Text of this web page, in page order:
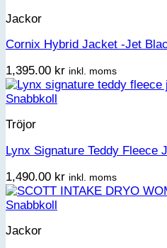
Jackor
Cornix Hybrid Jacket -Jet
1,395.00 kr inkl. moms
Snabbkoll
Tröjor
Lynx Signature Teddy Fleece
1,490.00 kr inkl. moms
Snabbkoll
Jackor